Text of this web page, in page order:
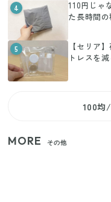
4
110円じゃ
た長時間
5
【セリア
トレスを
100均
MORE その他